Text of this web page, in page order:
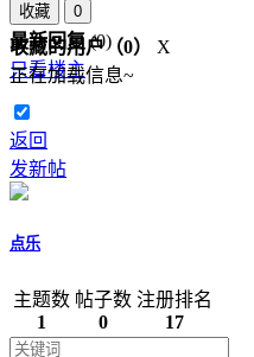
收藏
0
收藏的用户（0）
X
正在加载信息~
最新回复(0)
只看楼主
返回
发新帖
点乐
主题数
1
帖子数
0
注册排名
17